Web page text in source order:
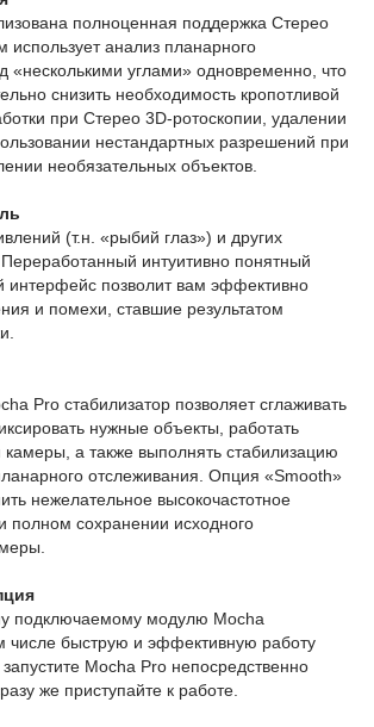
полноценная поддержка Стерео
использует анализ планарного
«несколькими углами» одновременно, что
снизить необходимость кропотливой
при Стерео 3D-ротоскопии, удалении
нестандартных разрешений при
необязательных объектов.
(т.н. «рыбий глаз») и других
интуитивно понятный
интерфейс позволит вам эффективно
и помехи, ставшие результатом
Pro стабилизатор позволяет сглаживать
нужные объекты, работать
а также выполнять стабилизацию
отслеживания. Опция «Smooth»
нежелательное высокочастотное
полном сохранении исходного
подключаемому модулю Mocha
числе быструю и эффективную работу
Mocha Pro непосредственно
же приступайте к работе.